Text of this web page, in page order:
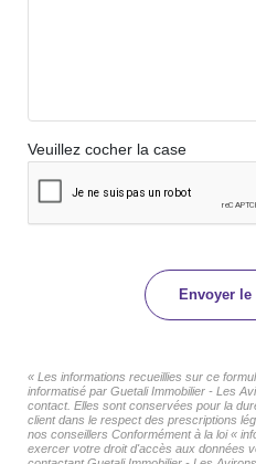
Veuillez cocher la case
Envoyer le
« Les informations recueillies sur ce
informatisé par Guetali Immobilier - Les
contact. Elles sont conservées pour la
client dans le respect des prescriptions
nos conseillers Conformément à la loi «
exercer votre droit d'accès aux données